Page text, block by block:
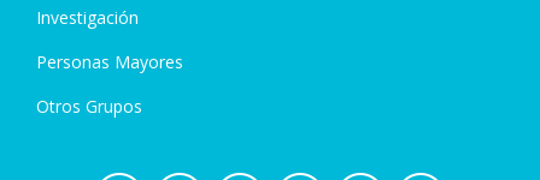
Investigación
Personas Mayores
Otros Grupos